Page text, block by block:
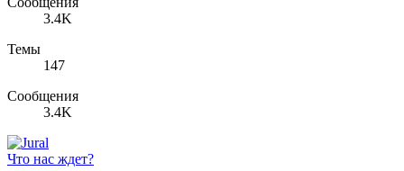
3.4K
Темы
147
Сообщения
3.4K
Что нас ждет?